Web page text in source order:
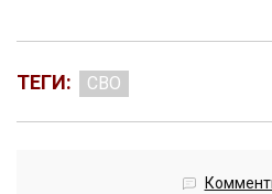
ТЕГИ: СВО